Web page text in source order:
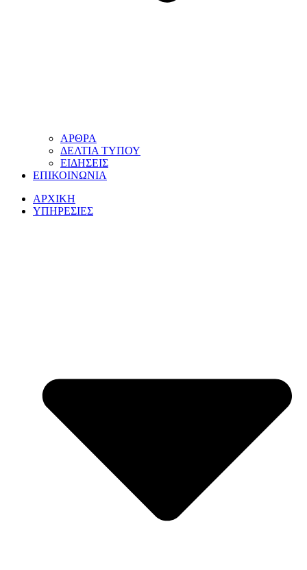
ΑΡΘΡΑ
ΔΕΛΤΙΑ ΤΥΠΟΥ
ΕΙΔΗΣΕΙΣ
ΕΠΙΚΟΙΝΩΝΙΑ
ΑΡΧΙΚΗ
ΥΠΗΡΕΣΙΕΣ